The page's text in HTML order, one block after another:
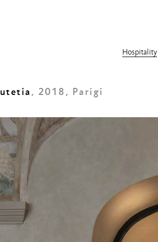
Hospitality
, 2018, Parigi